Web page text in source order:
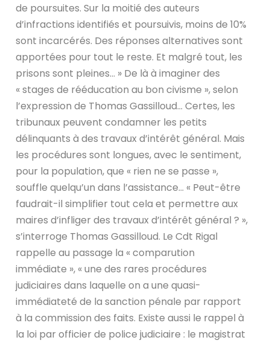
de poursuites. Sur la moitié des auteurs
d’infractions identifiés et poursuivis, moins de 10%
sont incarcérés. Des réponses alternatives sont
apportées pour tout le reste. Et malgré tout, les
prisons sont pleines… » De là à imaginer des
« stages de rééducation au bon civisme », selon
l’expression de Thomas Gassilloud… Certes, les
tribunaux peuvent condamner les petits
délinquants à des travaux d’intérêt général. Mais
les procédures sont longues, avec le sentiment,
pour la population, que « rien ne se passe »,
souffle quelqu’un dans l’assistance… « Peut-être
faudrait-il simplifier tout cela et permettre aux
maires d’infliger des travaux d’intérêt général ? »,
s’interroge Thomas Gassilloud. Le Cdt Rigal
rappelle au passage la « comparution
immédiate », « une des rares procédures
judiciaires dans laquelle on a une quasi-
immédiateté de la sanction pénale par rapport
à la commission des faits. Existe aussi le rappel à
la loi par officier de police judiciaire : le magistrat